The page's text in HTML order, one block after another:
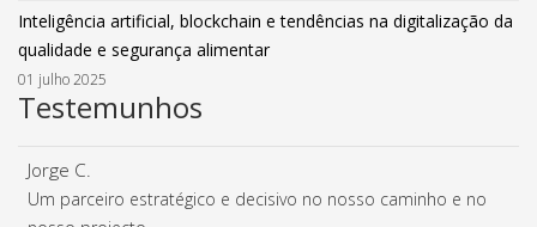
Inteligência artificial, blockchain e tendências na digitalização da
qualidade e segurança alimentar
01 julho 2025
Testemunhos
Jorge C.
Um parceiro estratégico e decisivo no nosso caminho e no